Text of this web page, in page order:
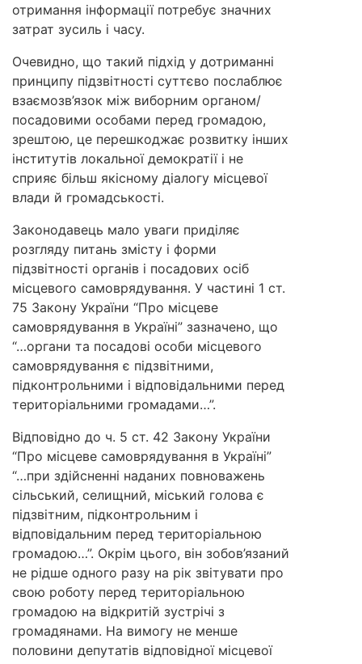
отримання інформації потребує значних
затрат зусиль і часу.
Очевидно, що такий підхід у дотриманні
принципу підзвітності суттєво послаблює
взаємозв’язок між виборним органом/
посадовими особами перед громадою,
зрештою, це перешкоджає розвитку інших
інститутів локальної демократії і не
сприяє більш якісному діалогу місцевої
влади й громадськості.
Законодавець мало уваги приділяє
розгляду питань змісту і форми
підзвітності органів і посадових осіб
місцевого самоврядування. У частині 1 ст.
75 Закону України “Про місцеве
самоврядування в Україні” зазначено, що
“…органи та посадові особи місцевого
самоврядування є підзвітними,
підконтрольними і відповідальними перед
територіальними громадами…”.
Відповідно до ч. 5 ст. 42 Закону України
“Про місцеве самоврядування в Україні”
“…при здійсненні наданих повноважень
сільський, селищний, міський голова є
підзвітним, підконтрольним і
відповідальним перед територіальною
громадою…”. Окрім цього, він зобов’язаний
не рідше одного разу на рік звітувати про
свою роботу перед територіальною
громадою на відкритій зустрічі з
громадянами. На вимогу не менше
половини депутатів відповідної місцевої